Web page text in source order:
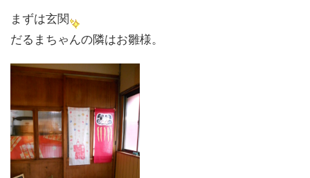
まずは玄関
だるまちゃんの隣はお雛様。